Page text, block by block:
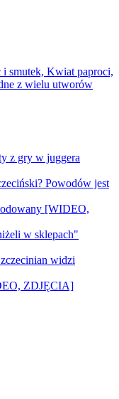
i smutek, Kwiat paproci,
z wielu utworów
z gry w juggera
Powodów jest
[WIDEO,
w sklepach"
widzi
ZDJĘCIA]